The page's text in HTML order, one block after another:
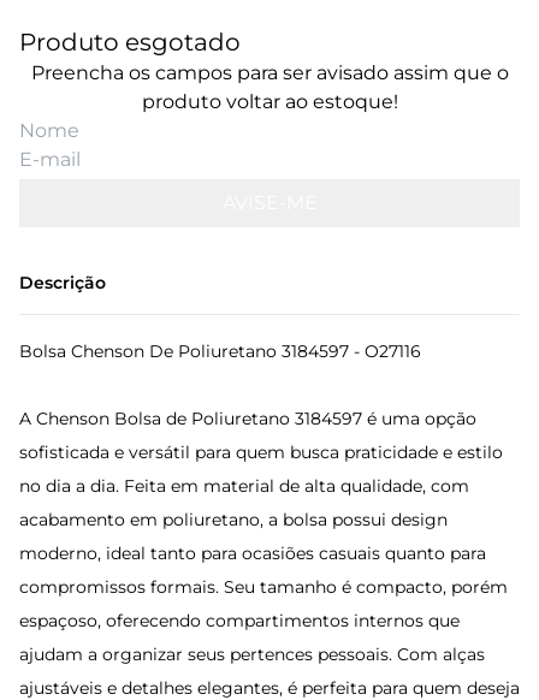
Produto esgotado
Preencha os campos para ser avisado assim que o
produto voltar ao estoque!
Descrição
Bolsa Chenson De Poliuretano 3184597 - O27116
A Chenson Bolsa de Poliuretano 3184597 é uma opção
sofisticada e versátil para quem busca praticidade e estilo
no dia a dia. Feita em material de alta qualidade, com
acabamento em poliuretano, a bolsa possui design
moderno, ideal tanto para ocasiões casuais quanto para
compromissos formais. Seu tamanho é compacto, porém
espaçoso, oferecendo compartimentos internos que
ajudam a organizar seus pertences pessoais. Com alças
ajustáveis e detalhes elegantes, é perfeita para quem deseja